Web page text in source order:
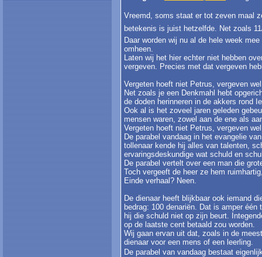
Vreemd, soms staat er tot zeven maal
betekenis is juist hetzelfde. Net zoals
Daar worden wij nu al de hele week
omheen.
Laten wij het hier echter niet hebben
vergeven. Precies met dat vergeven
Vergeten hoeft niet Petrus, vergeven
Net zoals je een Denkmahl hebt
de doden herinneren in de akkers rond
Ook al is het zoveel jaren geleden
mensen waren, zowel aan de ene als
Vergeten hoeft niet Petrus, vergeven
De parabel vandaag in het evangelie
tollenaar kende hij alles van talenten,
ervaringsdeskundige wat schuld en
De parabel vertelt over een man die
Toch vergeeft de heer ze hem
Einde verhaal? Neen.
De dienaar heeft blijkbaar ook iemand
bedrag: 100 denariën. Dat is amper
hij die schuld niet op zijn beurt.
op de laatste cent betaald zou worden.
Wij gaan ervan uit dat, zoals in de
dienaar voor een mens of een leerling.
De parabel van vandaag bestaat